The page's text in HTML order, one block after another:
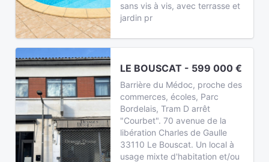
sans vis à vis, avec terrasse et
jardin pr
LE BOUSCAT - 599 000 €
Barrière du Médoc, proche des
commerces, écoles, Parc
Bordelais, Tram D arrêt
"Courbet". 70 avenue de la
libération Charles de Gaulle
33110 Le Bouscat. Un local à
usage mixte d'habitation et/ou